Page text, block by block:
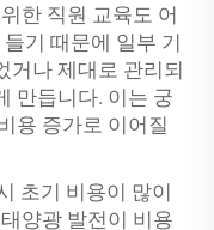
한 직원 교육도 어
기 때문에 일부 기
거나 제대로 관리되
만듭니다. 이는 궁
용 증가로 이어질
초기 비용이 많이
양광 발전이 비용